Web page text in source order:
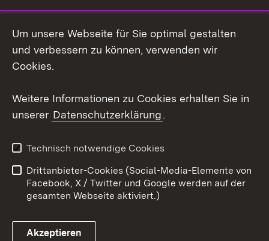
X / Twitter
Youtube
Kontakt
Datenschutz
Barrierefreiheit
Impressum Cookies
Um unsere Webseite für Sie optimal gestalten
und verbessern zu können, verwenden wir
Cookies.
Weitere Informationen zu Cookies erhalten Sie in
unserer Datenschutzerklärung.
Technisch notwendige Cookies
Drittanbieter-Cookies (Social-Media-Elemente von
Facebook, X / Twitter und Google werden auf der
gesamten Webseite aktiviert.)
Akzeptieren